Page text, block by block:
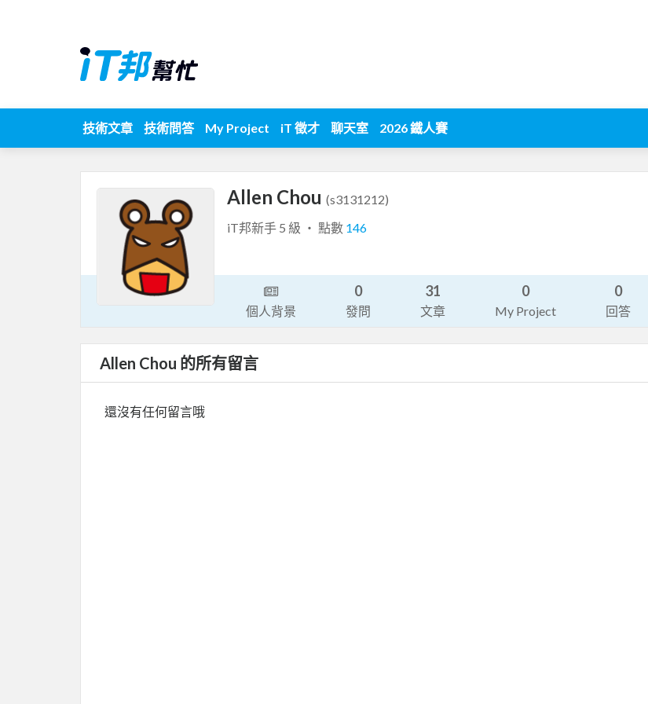
技術文章 技術問答 My Project iT 徵才 聊天室 2026 鐵人賽
Allen Chou (s3131212)
iT邦新手 5 級 ‧ 點數 146
個人背景
0
發問
31
文章
0
My Project
0
回答
Allen Chou 的所有留言
還沒有任何留言哦